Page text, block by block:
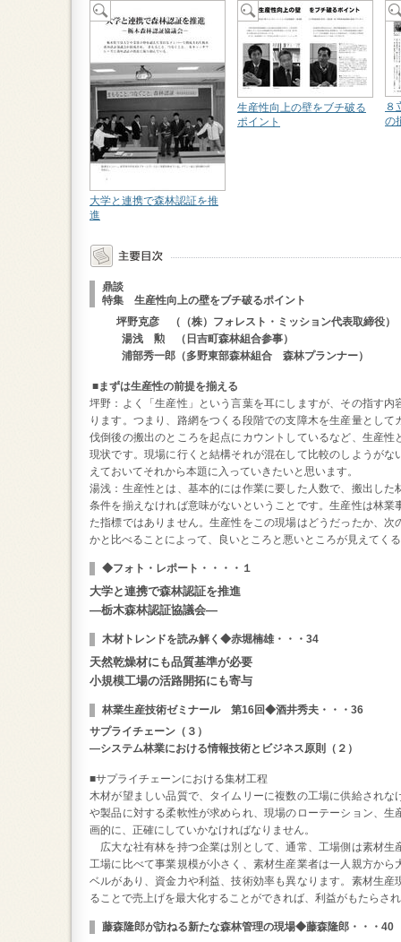
大学と連携で森林認証を推
進
生産性向上の壁をブチ破る
ポイント
８
の
鼎談
特集 生産性向上の壁をブチ破るポイント
坪野克彦 （（株）フォレスト・ミッション代表取締役）
湯浅 勲 （日吉町森林組合参事）
浦部秀一郎（多野東部森林組合 森林プランナー）
■まずは生産性の前提を揃える
坪野：よく「生産性」という言葉を耳にしますが、その指す
ります。つまり、路網をつくる段階での支障木を生産量とし
伐倒後の搬出のところを起点にカウントしているなど、生産
現状です。現場に行くと結構それが混在して比較のしようが
えておいてそれから本題に入っていきたいと思います。
湯浅：生産性とは、基本的には作業に要した人数で、搬出し
条件を揃えなければ意味がないということです。生産性は林
た指標ではありません。生産性をこの現場はどうだったか、
かと比べることによって、良いところと悪いところが見えてく
◆フォト・レポート・・・・１
大学と連携で森林認証を推進
―栃木森林認証協議会―
木材トレンドを読み解く◆赤堀楠雄・・・34
天然乾燥材にも品質基準が必要
小規模工場の活路開拓にも寄与
林業生産技術ゼミナール 第16回◆酒井秀夫・・・36
サプライチェーン（３）
―システム林業における情報技術とビジネス原則（２）
■サプライチェーンにおける集材工程
木材が望ましい品質で、タイムリーに複数の工場に供給され
や製品に対する柔軟性が求められ、現場のローテーション、
画的に、正確にしていかなければなりません。
広大な社有林を持つ企業は別として、通常、工場側は素材生
工場に比べて事業規模が小さく、素材生産業者は一人親方か
ベルがあり、資金力や利益、技術効率も異なります。素材生
ることで売上げを最大化することができれば、利益がもたらさ
藤森隆郎が訪ねる新たな森林管理の現場◆藤森隆郎・・・40